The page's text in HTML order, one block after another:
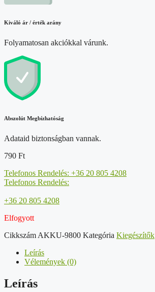
Kiváló ár / érték arány
Folyamatosan akciókkal várunk.
Abszolút Megbízhatóság
Adataid biztonságban vannak.
790 Ft
Telefonos Rendelés: +36 20 805 4208
Telefonos Rendelés:
+36 20 805 4208
Elfogyott
Cikkszám AKKU-9800 Kategória Kiegészítők
Leírás
Vélemények (0)
Leírás